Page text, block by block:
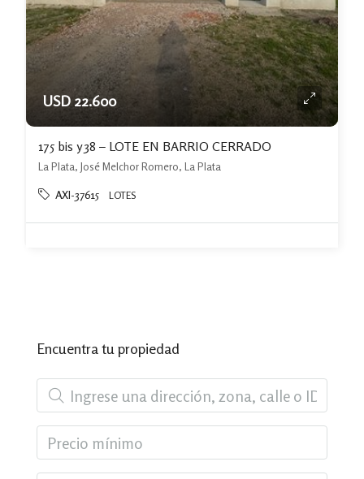
USD 22.600
175 bis y 38 – LOTE EN BARRIO CERRADO
La Plata, José Melchor Romero, La Plata
AXI-37615 LOTES
Encuentra tu propiedad